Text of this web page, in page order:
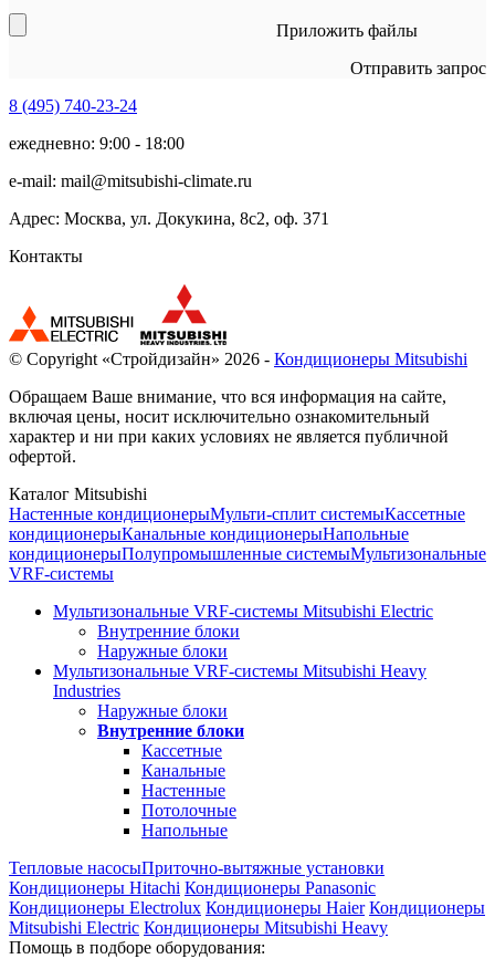
Приложить файлы
Отправить запрос
8 (495) 740-23-24
ежедневно: 9:00 - 18:00
e-mail: mail@mitsubishi-climate.ru
Адрес: Москва, ул. Докукина, 8с2, оф. 371
Контакты
© Copyright «Стройдизайн» 2026 - Кондиционеры Mitsubishi
Обращаем Ваше внимание, что вся информация на сайте,
включая цены, носит исключительно ознакомительный
характер и ни при каких условиях не является публичной
офертой.
Каталог Mitsubishi
Настенные кондиционерыМульти-сплит системыКассетные
кондиционерыКанальные кондиционерыНапольные
кондиционерыПолупромышленные системыМультизональные
VRF-системы
Мультизональные VRF-системы Mitsubishi Electric
Внутренние блоки
Наружные блоки
Мультизональные VRF-системы Mitsubishi Heavy
Industries
Наружные блоки
Внутренние блоки
Кассетные
Канальные
Настенные
Потолочные
Напольные
Тепловые насосыПриточно-вытяжные установки
Кондиционеры Hitachi Кондиционеры Panasonic
Кондиционеры Electrolux Кондиционеры Haier Кондиционеры
Mitsubishi Electric Кондиционеры Mitsubishi Heavy
Помощь в подборе оборудования: